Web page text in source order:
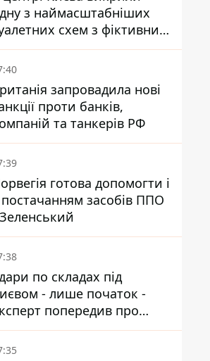
з наймасштабніших
схем з фіктивним
запровадила нові
проти банків,
та танкерів РФ
готова допомогти і
засобів ППО
по складах під
- лише початок -
попередив про
загрозу